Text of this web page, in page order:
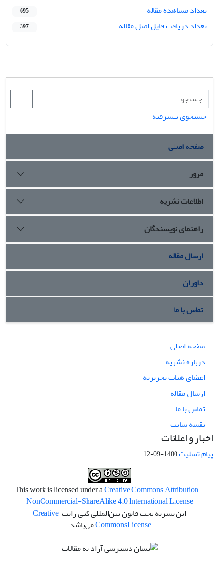
تعداد مشاهده مقاله
695
تعداد دریافت فایل اصل مقاله 397
جستجوی پیشرفته
صفحه اصلی
مرور
اطلاعات نشریه
راهنمای نویسندگان
ارسال مقاله
داوران
تماس با ما
صفحه اصلی
درباره نشریه
اعضای هیات تحریریه
ارسال مقاله
تماس با ما
نقشه سایت
اخبار و اعلانات
پیام تسلیت1400-09-12
.This work is licensed under a
Creative Commons Attribution-
NonCommercial-ShareAlike 4.0 International License
این نشریه تحت قانون بین‌المللی کپی رایت Creative
CommonsLicense می‌باشد.